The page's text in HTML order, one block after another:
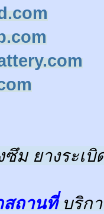
ม ยางระเบิ
สถานที่ บริก